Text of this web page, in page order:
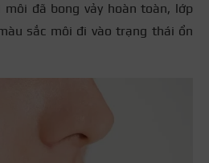
môi đã bong vảy hoàn toàn, lớp
sắc môi đi vào trạng thái ổn